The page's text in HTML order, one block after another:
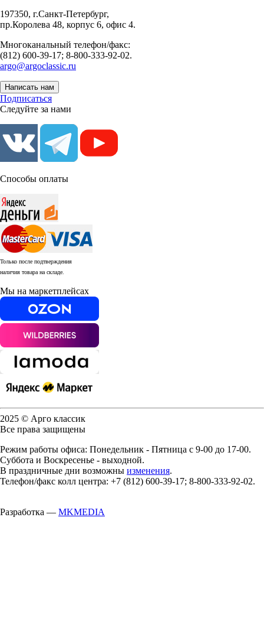
197350, г.Санкт-Петербург,
пр.Королева 48, корпус 6, офис 4.
Многоканальный телефон/факс:
(812) 600-39-17; 8-800-333-92-02.
argo@argoclassic.ru
Написать нам
Подписаться
Следуйте за нами
Способы оплаты
Только после подтверждения
наличия товара на складе.
Мы на маркетплейсах
2025 © Арго классик
Все права защищены
Режим работы офиса: Понедельник - Пятница с 9-00 до 17-00.
Суббота и Воскресенье - выходной.
В праздничные дни возможны изменения.
Телефон/факс колл центра: +7 (812) 600-39-17; 8-800-333-92-02.
Разработка — MKMEDIA